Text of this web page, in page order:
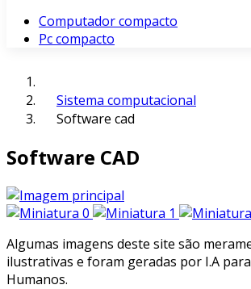
Computador compacto
Pc compacto
Sistema computacional
Software cad
Software CAD
Algumas imagens deste site são
ilustrativas e foram geradas por I.A para
Humanos.